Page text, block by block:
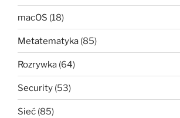
macOS (18)
Metatematyka (85)
Rozrywka (64)
Security (53)
Sieć (85)